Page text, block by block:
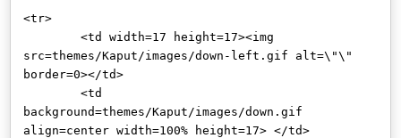
<tr>
<td width=17 height=17><img
src=themes/Kaput/images/down-left.gif alt=\"\"
border=0></td>
<td
background=themes/Kaput/images/down.gif
align=center width=100% height=17> </td>